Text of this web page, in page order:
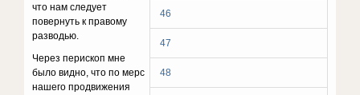
46
47
48
что нам следует
повернуть к правому
разводью.
Через перископ мне
было видно, что по мерс
нашего продвижения